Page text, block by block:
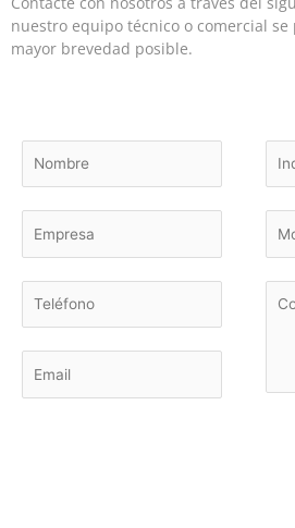
nuestro equipo técnico o comercial
mayor brevedad posible.